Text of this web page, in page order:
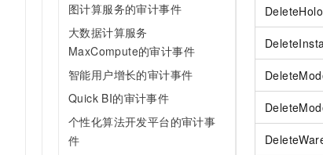
图计算服务的审计事件
大数据计算服务
MaxCompute的审计事件
智能用户增长的审计事件
Quick BI的审计事件
个性化算法开发平台的审计事
件